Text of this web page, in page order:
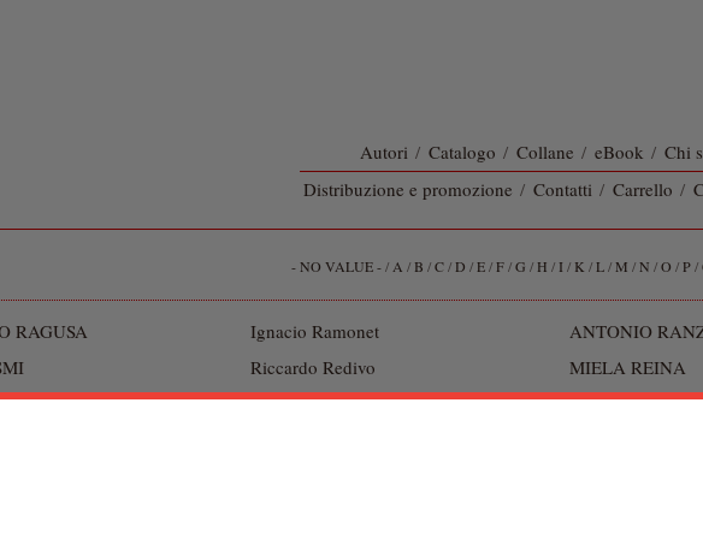
Autori / Catalogo / Collane / eBook / Chi
Distribuzione e promozione / Contatti / Carrello /
- NO VALUE -/ A /B /C/D /E/F/G /H /I / K /L/M /N /O /P/
RAGUSA Ignacio Ramonet
ANTONIO
Riccardo Redivo
MIELA REINA
David Ricardo
PETER